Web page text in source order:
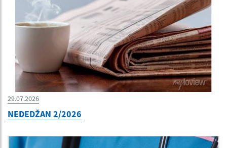
29.07.2026
NEDEDŽAN 2/2026